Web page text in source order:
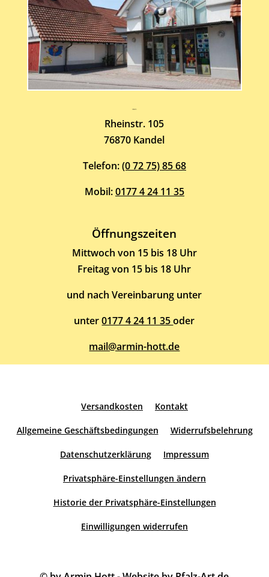
Rheinstr. 105
76870 Kandel
Telefon:(0 72 75) 85 68
Mobil:0177 4 24 11 35
Öffnungszeiten
Mittwoch von 15 bis 18 Uhr
Freitag von 15 bis 18 Uhr
und nach Vereinbarung unter
unter0177 4 24 11 35oder
mail@armin-hott.de
Versandkosten Kontakt
Allgemeine Geschäftsbedingungen Widerrufsbelehrung
Datenschutzerklärung Impressum
Privatsphäre-Einstellungen ändern
Historie der Privatsphäre-Einstellungen
Einwilligungen widerrufen